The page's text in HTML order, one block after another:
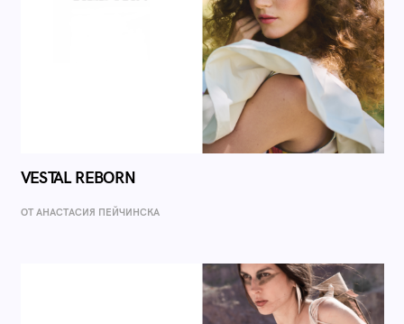
VESTAL REBORN
ОТ AНАСТАСИЯ ПЕЙЧИНСКА